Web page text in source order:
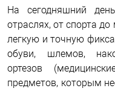
На сегодняшний
отраслях, от спорта
легкую и точную
обуви, шлемов,
ортезов
предметов, которым